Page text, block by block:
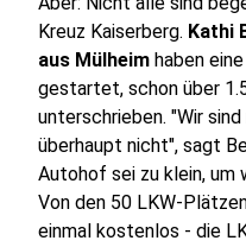
Kreuz Kaiserberg. Kathi
aus Mülheim haben
gestartet, schon über
unterschrieben. "Wir
überhaupt nicht", sagt
Autohof sei zu klein, um
Von den 50 LKW-
einmal kostenlos - die